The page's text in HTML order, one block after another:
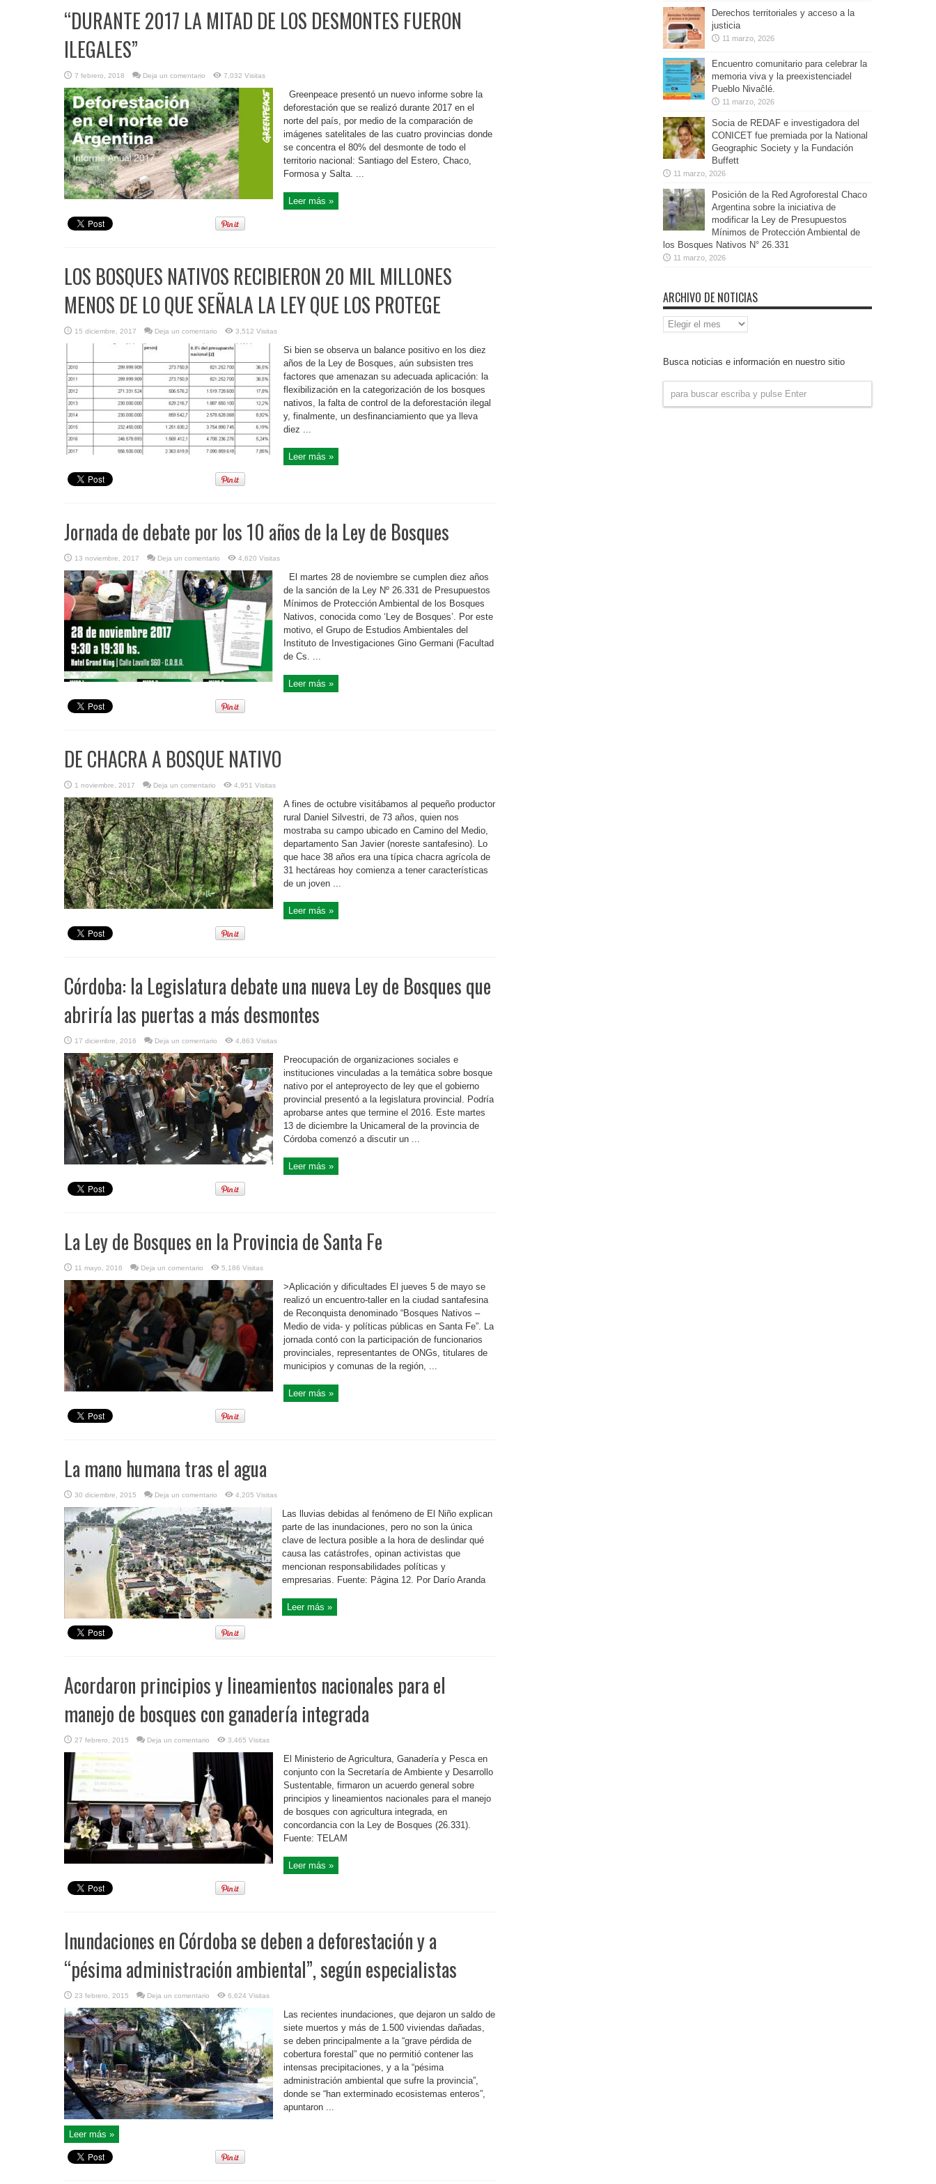
“DURANTE 2017 LA MITAD DE LOS DESMONTES FUERON
ILEGALES”
7 febrero, 2018 Deja un comentario 7,032 Visitas
Greenpeace presentó un nuevo informe sobre la
deforestación que se realizó durante 2017 en el
norte del país, por medio de la comparación de
imágenes satelitales de las cuatro provincias donde
se concentra el 80% del desmonte de todo el
territorio nacional: Santiago del Estero, Chaco,
Formosa y Salta. ...
Leer más »
LOS BOSQUES NATIVOS RECIBIERON 20 MIL MILLONES
MENOS DE LO QUE SEÑALA LA LEY QUE LOS PROTEGE
15 diciembre, 2017 Deja un comentario 3,512 Visitas
Si bien se observa un balance positivo en los diez
años de la Ley de Bosques, aún subsisten tres
factores que amenazan su adecuada aplicación: la
flexibilización en la categorización de los bosques
nativos, la falta de control de la deforestación ilegal
y, finalmente, un desfinanciamiento que ya lleva
diez ...
Leer más »
Jornada de debate por los 10 años de la Ley de Bosques
13 noviembre, 2017 Deja un comentario 4,620 Visitas
El martes 28 de noviembre se cumplen diez años
de la sanción de la Ley Nº 26.331 de Presupuestos
Mínimos de Protección Ambiental de los Bosques
Nativos, conocida como ‘Ley de Bosques’. Por este
motivo, el Grupo de Estudios Ambientales del
Instituto de Investigaciones Gino Germani (Facultad
de Cs. ...
Leer más »
DE CHACRA A BOSQUE NATIVO
1 noviembre, 2017 Deja un comentario 4,951 Visitas
A fines de octubre visitábamos al pequeño productor
rural Daniel Silvestri, de 73 años, quien nos
mostraba su campo ubicado en Camino del Medio,
departamento San Javier (noreste santafesino). Lo
que hace 38 años era una típica chacra agrícola de
31 hectáreas hoy comienza a tener características
de un joven ...
Leer más »
Córdoba: la Legislatura debate una nueva Ley de Bosques que
abriría las puertas a más desmontes
17 diciembre, 2016 Deja un comentario 4,863 Visitas
Preocupación de organizaciones sociales e
instituciones vinculadas a la temática sobre bosque
nativo por el anteproyecto de ley que el gobierno
provincial presentó a la legislatura provincial. Podría
aprobarse antes que termine el 2016. Este martes
13 de diciembre la Unicameral de la provincia de
Córdoba comenzó a discutir un ...
Leer más »
La Ley de Bosques en la Provincia de Santa Fe
11 mayo, 2016 Deja un comentario 5,186 Visitas
>Aplicación y dificultades El jueves 5 de mayo se
realizó un encuentro-taller en la ciudad santafesina
de Reconquista denominado “Bosques Nativos –
Medio de vida- y políticas públicas en Santa Fe”. La
jornada contó con la participación de funcionarios
provinciales, representantes de ONGs, titulares de
municipios y comunas de la región, ...
Leer más »
La mano humana tras el agua
30 diciembre, 2015 Deja un comentario 4,205 Visitas
Las lluvias debidas al fenómeno de El Niño explican
parte de las inundaciones, pero no son la única
clave de lectura posible a la hora de deslindar qué
causa las catástrofes, opinan activistas que
mencionan responsabilidades políticas y
empresarias. Fuente: Página 12. Por Darío Aranda
Leer más »
Acordaron principios y lineamientos nacionales para el
manejo de bosques con ganadería integrada
27 febrero, 2015 Deja un comentario 3,465 Visitas
El Ministerio de Agricultura, Ganadería y Pesca en
conjunto con la Secretaría de Ambiente y Desarrollo
Sustentable, firmaron un acuerdo general sobre
principios y lineamientos nacionales para el manejo
de bosques con agricultura integrada, en
concordancia con la Ley de Bosques (26.331).
Fuente: TELAM
Leer más »
Inundaciones en Córdoba se deben a deforestación y a
“pésima administración ambiental”, según especialistas
23 febrero, 2015 Deja un comentario 6,624 Visitas
Las recientes inundaciones, que dejaron un saldo de
siete muertos y más de 1.500 viviendas dañadas,
se deben principalmente a la “grave pérdida de
cobertura forestal” que no permitió contener las
intensas precipitaciones, y a la “pésima
administración ambiental que sufre la provincia”,
donde se “han exterminado ecosistemas enteros”,
apuntaron ...
Leer más »
Derechos territoriales y acceso a la
justicia
11 marzo, 2026
Encuentro comunitario para celebrar la
memoria viva y la preexistenciadel
Pueblo Nivaĉlé.
11 marzo, 2026
Socia de REDAF e investigadora del
CONICET fue premiada por la National
Geographic Society y la Fundación
Buffett
11 marzo, 2026
Posición de la Red Agroforestal Chaco
Argentina sobre la iniciativa de
modificar la Ley de Presupuestos
Mínimos de Protección Ambiental de
los Bosques Nativos N° 26.331
11 marzo, 2026
ARCHIVO DE NOTICIAS
Archivo
de
Busca noticias e información en nuestro sitio